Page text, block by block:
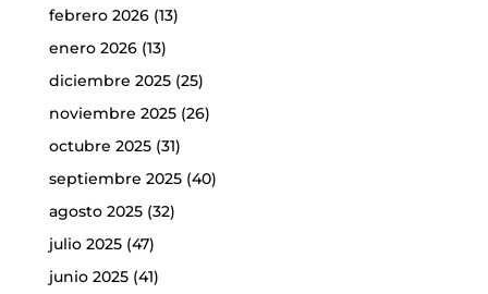
febrero 2026(13)
enero 2026(13)
diciembre 2025(25)
noviembre 2025(26)
octubre 2025(31)
septiembre 2025(40)
agosto 2025(32)
julio 2025(47)
junio 2025(41)